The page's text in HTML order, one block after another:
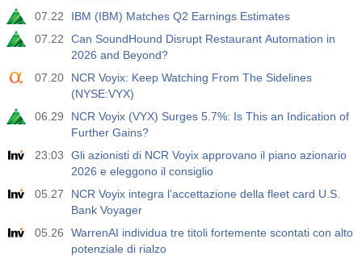
07.22
IBM (IBM) Matches Q2 Earnings Estimates
07.22
Can SoundHound Disrupt Restaurant Automation in
2026 and Beyond?
07.20
NCR Voyix: Keep Watching From The Sidelines
(NYSE:VYX)
06.29
NCR Voyix (VYX) Surges 5.7%: Is This an Indication of
Further Gains?
23:03
Gli azionisti di NCR Voyix approvano il piano azionario
2026 e eleggono il consiglio
05.27
NCR Voyix integra l’accettazione della fleet card U.S.
Bank Voyager
05.26
WarrenAI individua tre titoli fortemente scontati con alto
potenziale di rialzo